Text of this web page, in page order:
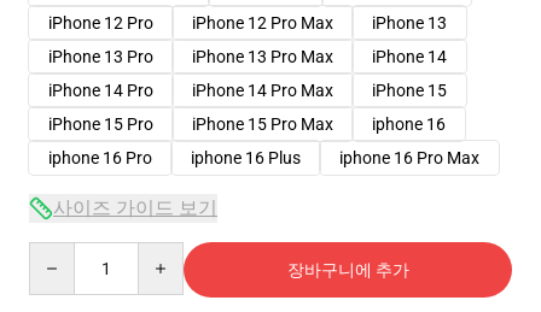
iPhone 12 Pro
iPhone 12 Pro Max
iPhone 13
iPhone 13 Pro
iPhone 13 Pro Max
iPhone 14
iPhone 14 Pro
iPhone 14 Pro Max
iPhone 15
iPhone 15 Pro
iPhone 15 Pro Max
iphone 16
iphone 16 Pro
iphone 16 Plus iphone 16 Pro Max
사이즈 가이드 보기
장바구니에 추가